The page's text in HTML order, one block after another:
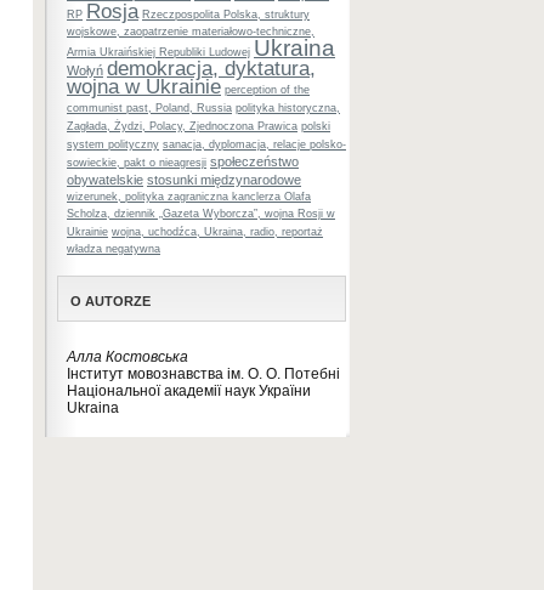
RP Rosja Rzeczpospolita Polska, struktury
wojskowe, zaopatrzenie materiałowo-techniczne,
Armia Ukraińskiej Republiki Ludowej Ukraina
Wołyń demokracja, dyktatura,
wojna w Ukrainie perception of the
communist past, Poland, Russia polityka historyczna,
Zagłada, Żydzi, Polacy, Zjednoczona Prawica polski
system polityczny sanacja, dyplomacja, relacje polsko-
sowieckie, pakt o nieagresji społeczeństwo
obywatelskie stosunki międzynarodowe
wizerunek, polityka zagraniczna kanclerza Olafa
Scholza, dziennik „Gazeta Wyborcza”, wojna Rosji w
Ukrainie wojna, uchodźca, Ukraina, radio, reportaż
władza negatywna
O AUTORZE
Алла Костовська
Інститут мовознавства ім. О. О. Потебні
Національної академії наук України
Ukraina